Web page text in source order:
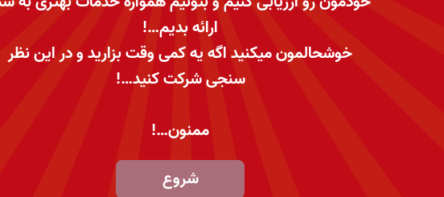
ارائه بدیم…!
خوشحالمون میکنید اگه یه کمی وقت بزارید و در این نظر
سنجی شرکت کنید…!
ممنون…!
شروع